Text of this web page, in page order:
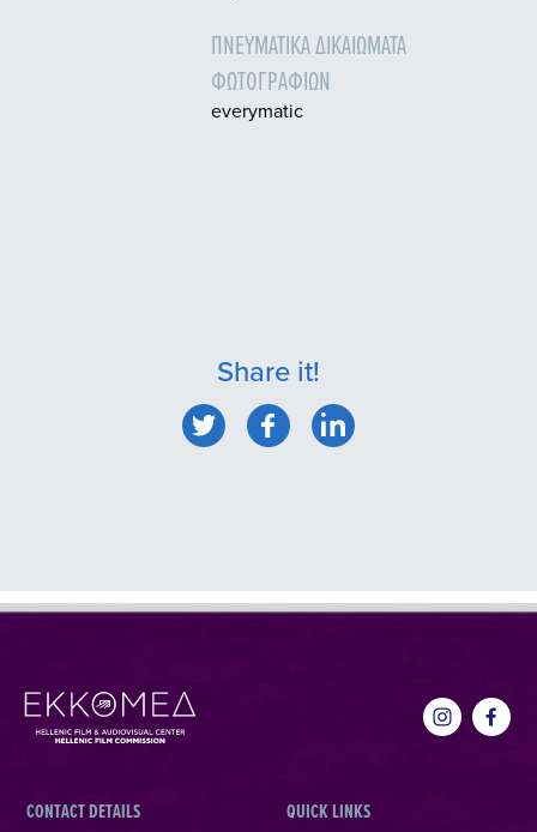
ΠΝΕΥΜΑΤΙΚΆ ΔΙΚΑΙΏΜΑΤΑ
ΦΩΤΟΓΡΑΦΙΏΝ
everymatic
Share it!
CONTACT DETAILS
QUICK LINKS